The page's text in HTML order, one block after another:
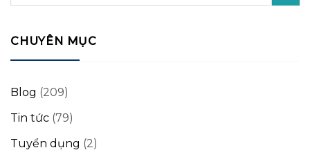
CHUYÊN MỤC
Blog (209)
Tin tức (79)
Tuyển dụng (2)